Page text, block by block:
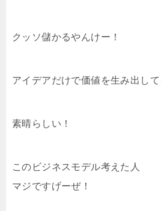
クッソ儲かるやんけー！
アイデアだけで価値を生み出し
素晴らしい！
このビジネスモデル考えた人
マジですげーぜ！